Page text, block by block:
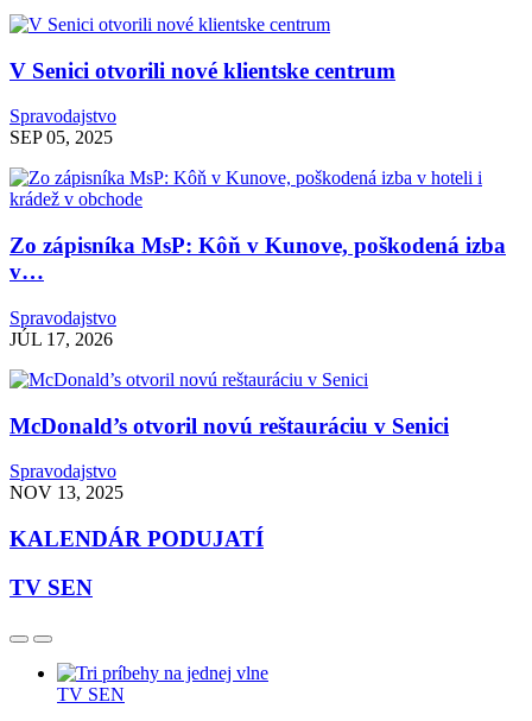
V Senici otvorili nové klientske centrum
Spravodajstvo
SEP 05, 2025
Zo zápisníka MsP: Kôň v Kunove, poškodená izba
v…
Spravodajstvo
JÚL 17, 2026
McDonald’s otvoril novú reštauráciu v Senici
Spravodajstvo
NOV 13, 2025
KALENDÁR PODUJATÍ
TV SEN
TV SEN